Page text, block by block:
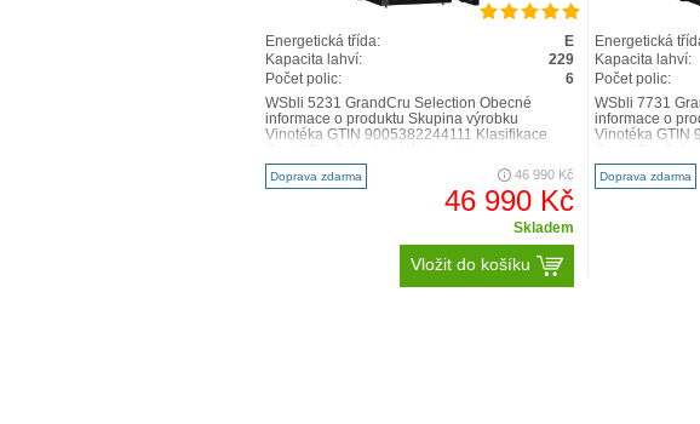
Energetická třída:
E
Kapacita lahví:
229
Počet polic:
6
WSbli 5231 GrandCru Selection Obecné
informace o produktu Skupina výrobku
Vinotéka GTIN 9005382244111 Klasifikace
Doprava zdarma 46 990 Kč
46 990 Kč
Skladem
Vložit do košíku
Energetická
Kapacita lahví:
Počet polic:
WSbli 7731
informace o
Vinotéka GTIN
Doprava zdarma